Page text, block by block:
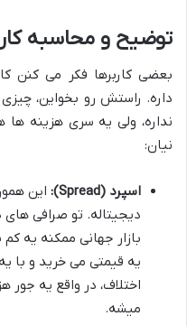
توضیح و محاسبه
بعضی کاربرها فکر می کنن
داره. راستش رو بخواین،
نداره، ولی یه سری هزینه
نیان:
اسپرد (Spread):
این
دیجیتاله. تو صرافی
بازار جهانی ممکنه یه
یه قیمتی می خرید و با
اختلاف، در واقع یه
میشه.